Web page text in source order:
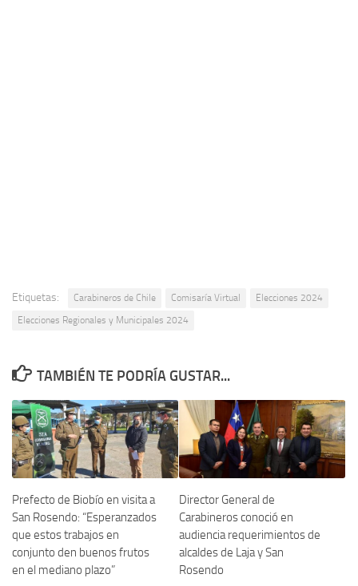
Etiquetas: Carabineros de Chile Comisaría Virtual
Elecciones 2024
Elecciones Regionales y Municipales 2024
TAMBIÉN TE PODRÍA GUSTAR...
Prefecto de Biobío en visita a
San Rosendo: “Esperanzados
que estos trabajos en
conjunto den buenos frutos
en el mediano plazo”
Director General de
Carabineros conoció en
audiencia requerimientos de
alcaldes de Laja y San
Rosendo